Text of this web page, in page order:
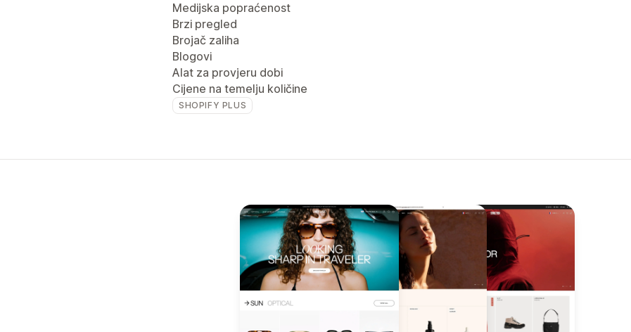
Medijska popraćenost
Brzi pregled
Brojač zaliha
Blogovi
Alat za provjeru dobi
Cijene na temelju količine
SHOPIFY PLUS